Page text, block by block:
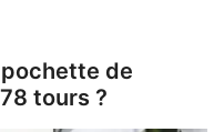
pochette de
tours ?